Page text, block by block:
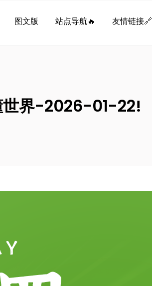
图文版 站点导航🔥 友情链接🔗
世界-2026-01-22!